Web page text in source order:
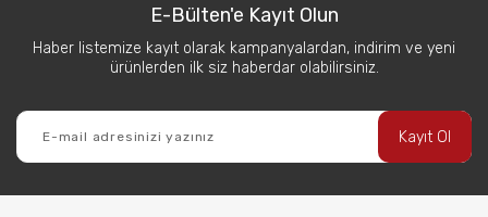
E-Bülten'e Kayıt Olun
Haber listemize kayıt olarak kampanyalardan, indirim ve yeni
ürünlerden ilk siz haberdar olabilirsiniz.
Kayıt Ol